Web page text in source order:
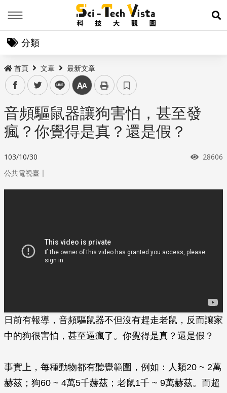
展
分類
首頁 文章 最新文章
facebooktwitter line 中
音頻驅鼠器讓狗害怕，甚至發
瘋？你覺得是真？還是假？
103/10/30 瀏覽次
28606
公共電視臺 ｜
日前有報導，音頻驅鼠器不但沒有趕走老鼠，反而讓家
中的狗很害怕，甚至逼瘋了。你覺得是真？還是假？
事實上，每種動物都有聽覺範圍，例如：人類20 ~ 2萬
赫茲；狗60 ~ 4萬5千赫茲；老鼠1千 ~ 9萬赫茲。而超